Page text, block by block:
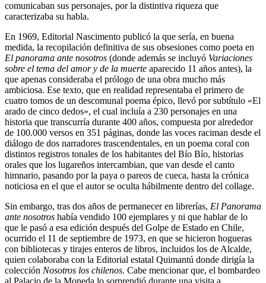
comunicaban sus personajes, por la distintiva riqueza que
caracterizaba su habla.
En 1969, Editorial Nascimento publicó la que sería, en buena
medida, la recopilación definitiva de sus obsesiones como poeta en
El panorama ante nosotros (donde además se incluyó Variaciones
sobre el tema del amor y de la muerte aparecido 11 años antes), la
que apenas consideraba el prólogo de una obra mucho más
ambiciosa. Ese texto, que en realidad representaba el primero de
cuatro tomos de un descomunal poema épico, llevó por subtítulo «El
arado de cinco dedos», el cual incluía a 230 personajes en una
historia que transcurría durante 400 años, compuesta por alrededor
de 100.000 versos en 351 páginas, donde las voces raciman desde el
diálogo de dos narradores trascendentales, en un poema coral con
distintos registros tonales de los habitantes del Bío Bío, historias
orales que los lugareños intercambian, que van desde el canto
himnario, pasando por la paya o pareos de cueca, hasta la crónica
noticiosa en el que el autor se oculta hábilmente dentro del collage.
Sin embargo, tras dos años de permanecer en librerías, El Panorama
ante nosotros había vendido 100 ejemplares y ni que hablar de lo
que le pasó a esa edición después del Golpe de Estado en Chile,
ocurrido el 11 de septiembre de 1973, en que se hicieron hogueras
con bibliotecas y tirajes enteros de libros, incluidos los de Alcalde,
quien colaboraba con la Editorial estatal Quimantú donde dirigía la
colección Nosotros los chilenos. Cabe mencionar que, el bombardeo
al Palacio de la Moneda lo sorprendió durante una visita a